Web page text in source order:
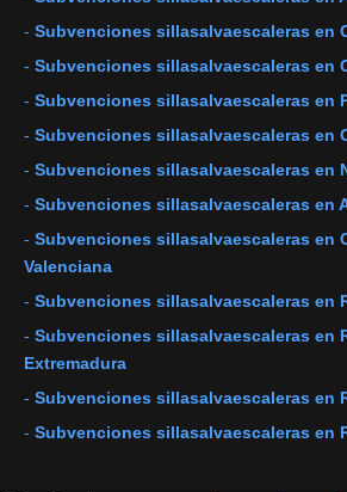
- Subvenciones sillasalvaescaleras en
- Subvenciones sillasalvaescaleras en
- Subvenciones sillasalvaescaleras en
- Subvenciones sillasalvaescaleras en
- Subvenciones sillasalvaescaleras en
- Subvenciones sillasalvaescaleras en
- Subvenciones sillasalvaescaleras en
Valenciana
- Subvenciones sillasalvaescaleras en
- Subvenciones sillasalvaescaleras en
Extremadura
- Subvenciones sillasalvaescaleras en
- Subvenciones sillasalvaescaleras en